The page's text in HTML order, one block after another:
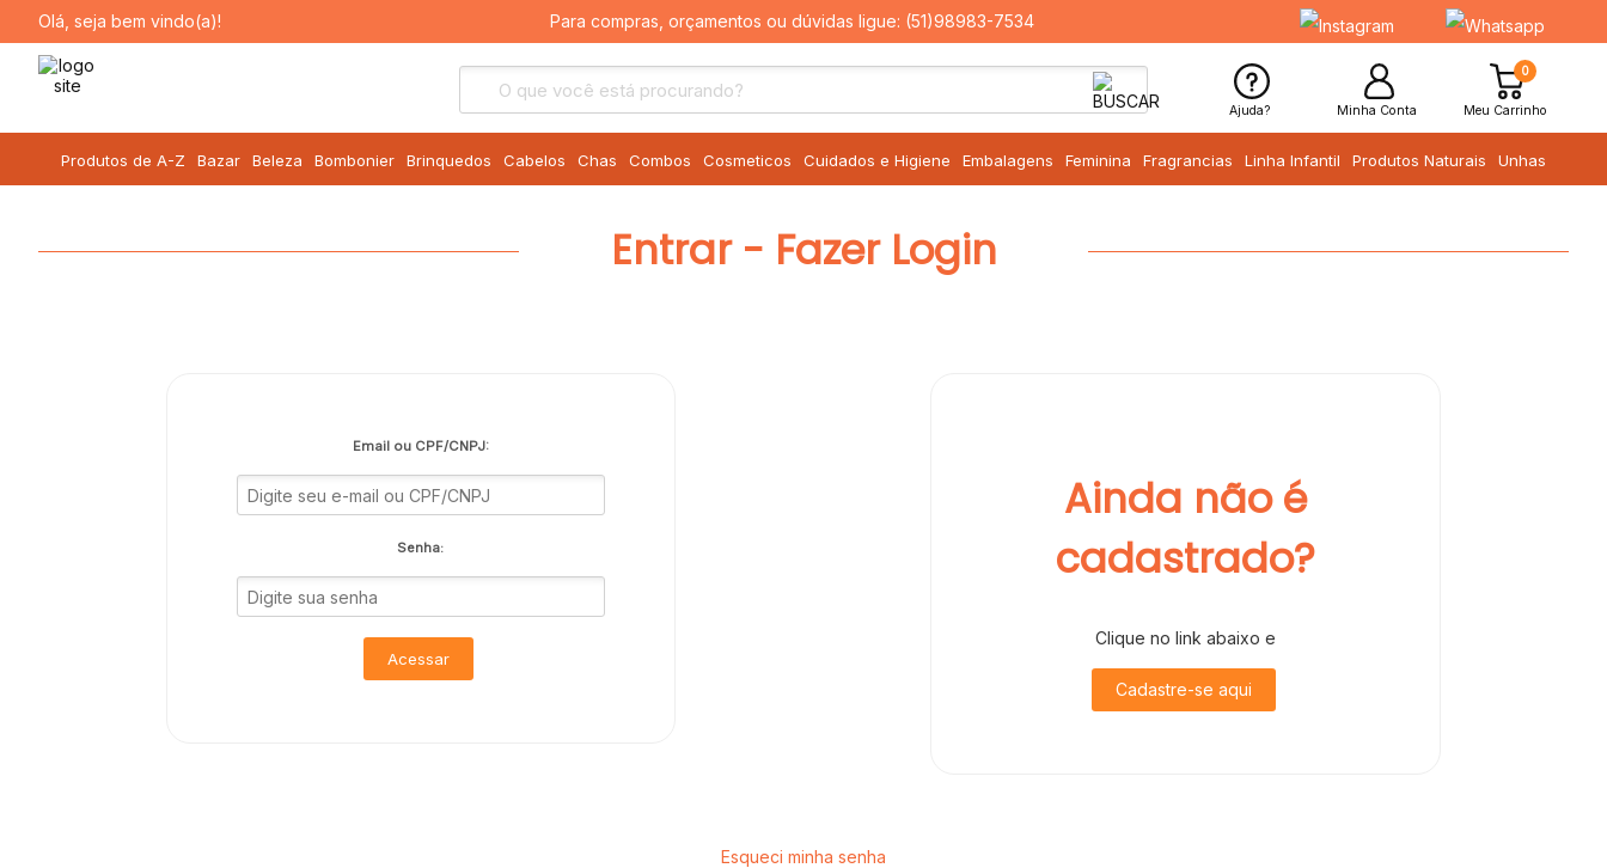
Olá, seja bem vindo(a)! Para compras, orçamentos ou dúvidas ligue: (51)98983-7534
Ajuda? Minha Conta
0
Meu Carrinho
Produtos de A-Z Bazar Beleza Bombonier Brinquedos Cabelos Chas Combos Cosmeticos Cuidados e Higiene Embalagens Feminina Fragrancias Linha Infantil Produtos Naturais Unhas
Entrar - Fazer Login
Email ou CPF/CNPJ:
Senha:
Acessar
Ainda não é
cadastrado?
Clique no link abaixo e
Cadastre-se aqui
Esqueci minha senha